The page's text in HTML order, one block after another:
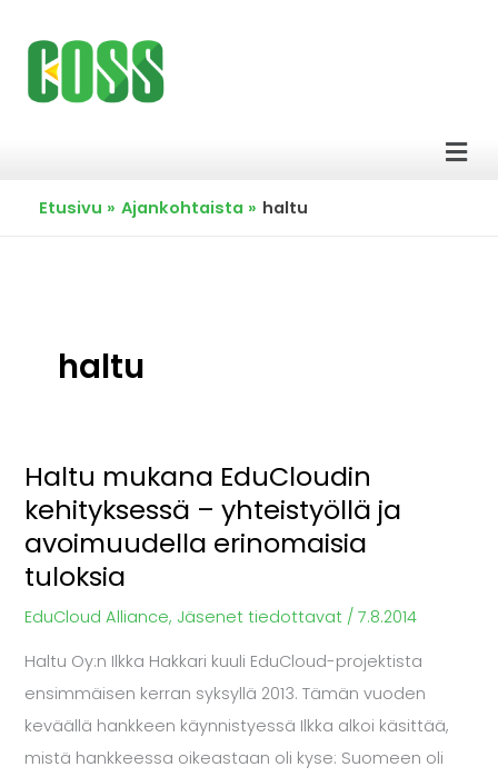
sisältöön
Etusivu Ajankohtaista haltu
haltu
Haltu mukana EduCloudin
kehityksessä – yhteistyöllä ja
avoimuudella erinomaisia
tuloksia
EduCloud Alliance, Jäsenet tiedottavat /7.8.2014
Haltu Oy:n Ilkka Hakkari kuuli EduCloud-projektista
ensimmäisen kerran syksyllä 2013. Tämän vuoden
keväällä hankkeen käynnistyessä Ilkka alkoi käsittää,
mistä hankkeessa oikeastaan oli kyse: Suomeen oli
Haltu
mukana
EduCloudin
kehityksessä
ja
avoimuudella
erinomaisia
tuloksia